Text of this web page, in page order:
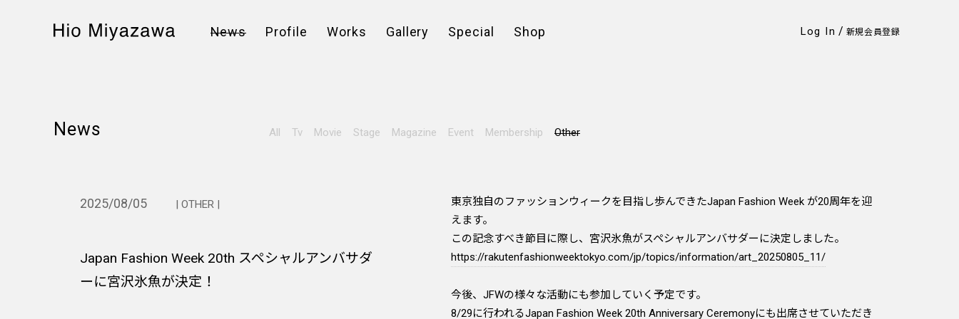
News Profile Works Gallery Special Shop Log In / 新規会員登録
News All Tv Movie Stage Magazine Event Membership Other
2025/08/05 | OTHER |
Japan Fashion Week 20th スペシャルアンバサダ
ーに宮沢氷魚が決定！
東京独自のファッションウィークを目指し歩んできたJapan Fashion Week が20周年を迎
えます。
この記念すべき節目に際し、宮沢氷魚がスペシャルアンバサダーに決定しました。
https://rakutenfashionweektokyo.com/jp/topics/information/art_20250805_11/
今後、JFWの様々な活動にも参加していく予定です。
8/29に行われるJapan Fashion Week 20th Anniversary Ceremonyにも出席させていただき